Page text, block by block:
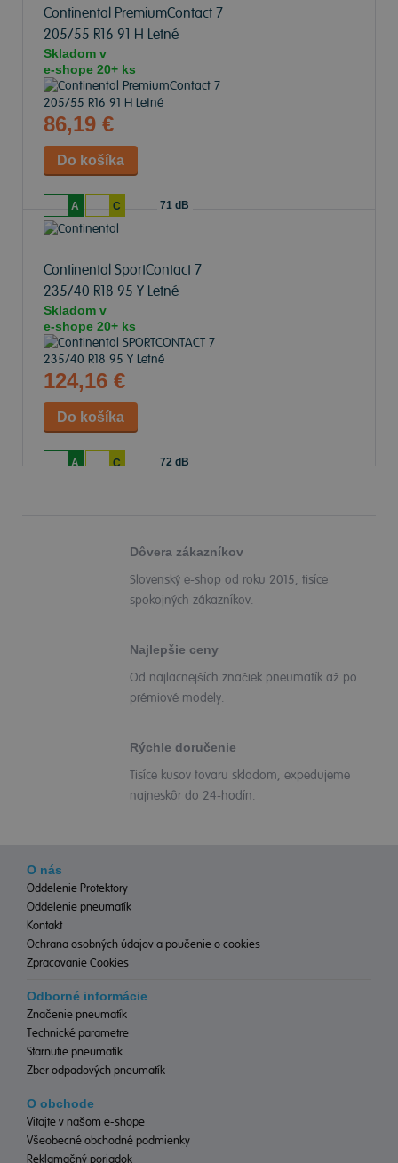
Continental PremiumContact 7
205/55 R16 91 H Letné
Skladom v
e-shope 20+ ks
86,19 €
A C 71 dB
Continental SportContact 7
235/40 R18 95 Y Letné
Skladom v
e-shope 20+ ks
124,16 €
A C 72 dB
Dôvera zákazníkov
Slovenský e-shop od roku 2015, tisíce
spokojných zákazníkov.
Najlepšie ceny
Od najlacnejších značiek pneumatík až po
prémiové modely.
Rýchle doručenie
Tisíce kusov tovaru skladom, expedujeme
najneskôr do 24-hodín.
O nás
Oddelenie Protektory
Oddelenie pneumatík
Kontakt
Ochrana osobných údajov a poučenie o cookies
Zpracovanie Cookies
Odborné informácie
Značenie pneumatík
Technické parametre
Starnutie pneumatík
Zber odpadových pneumatík
O obchode
Vitajte v našom e-shope
Všeobecné obchodné podmienky
Reklamačný poriadok